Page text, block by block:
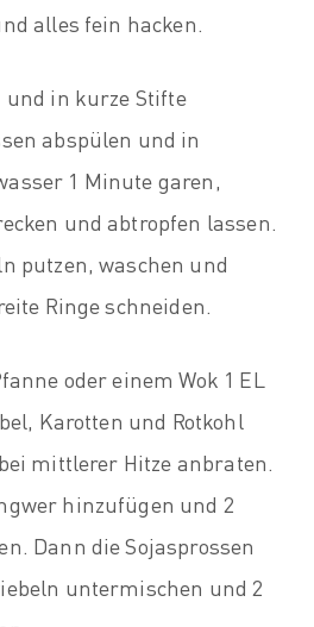
alles fein hacken.
und in kurze Stifte
abspülen und in
1 Minute garen,
und abtropfen lassen.
putzen, waschen und
Ringe schneiden.
oder einem Wok 1 EL
Karotten und Rotkohl
mittlerer Hitze anbraten.
hinzufügen und 2
Dann die Sojasprossen
untermischen und 2